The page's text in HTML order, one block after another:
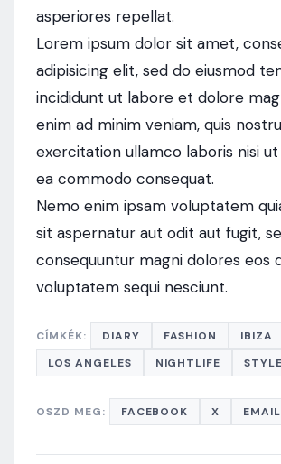
asperiores repellat.
Lorem ipsum dolor sit amet,
adipisicing elit, sed do eiusmod
incididunt ut labore et dolore
enim ad minim veniam, quis
exercitation ullamco laboris nisi ut
ea commodo consequat.
Nemo enim ipsam voluptatem
sit aspernatur aut odit aut fugit,
consequuntur magni dolores eos
voluptatem sequi nesciunt.
CÍMKÉK: DIARY FASHION
IBIZA
LOS ANGELES
NIGHTLIFE STYLE
OSZD MEG: FACEBOOK X EMAIL